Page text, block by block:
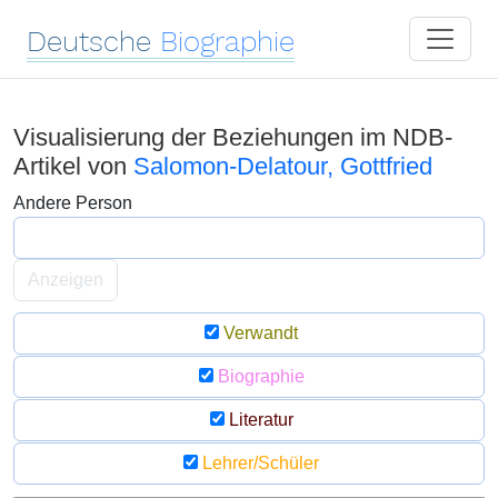
Deutsche Biographie
Visualisierung der Beziehungen im NDB-
Artikel von Salomon-Delatour, Gottfried
Andere Person
Anzeigen
Verwandt
Biographie
Literatur
Lehrer/Schüler